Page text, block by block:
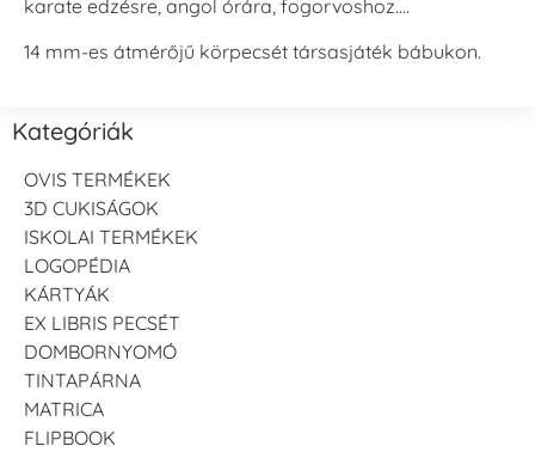
karate edzésre, angol órára, fogorvoshoz….
14 mm-es átmérőjű körpecsét társasjáték bábukon.
Kategóriák
OVIS TERMÉKEK
3D CUKISÁGOK
ISKOLAI TERMÉKEK
LOGOPÉDIA
KÁRTYÁK
EX LIBRIS PECSÉT
DOMBORNYOMÓ
TINTAPÁRNA
MATRICA
FLIPBOOK